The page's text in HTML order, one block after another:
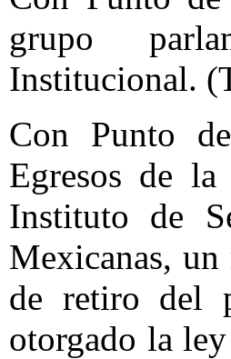
grupo
Institucional.
Con Punto
Egresos de
Instituto de
Mexicanas,
de retiro del
otorgado la